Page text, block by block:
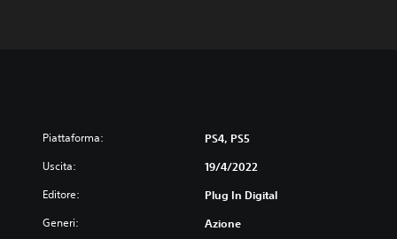
Piattaforma: PS4, PS5
Uscita: 19/4/2022
Editore: Plug In Digital
Generi: Azione